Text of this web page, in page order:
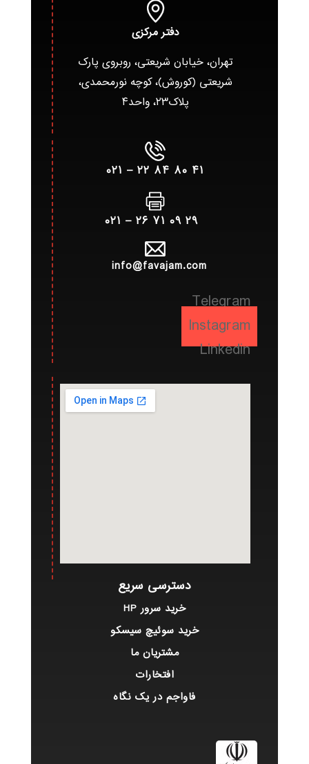
دفتر مرکزی
تهران، خیابان شریعتی، روبروی پارک
شریعتی (کوروش)، کوچه نورمحمدی،
پلاک۲۳، واحد۴
۴۱ ۸۰ ۸۴ ۲۲ – ۰۲۱
۲۹ ۰۹ ۷۱ ۲۶ – ۰۲۱
info@favajam.com
Telegram
Instagram
Linkedin
دسترسی سریع
خرید سرور HP
خرید سوئیچ سیسکو
مشتریان ما
افتخارات
فاواجم در یک نگاه